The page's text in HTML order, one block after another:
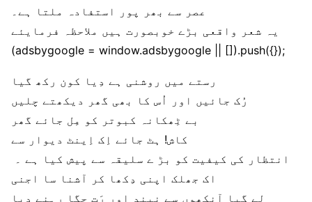
یہ شعر واقعی بڑے خوبصورت ہیں ملاحظہ فرمایئے
(adsbygoogle = window.adsbygoogle || []).push({});
رستے میں روشنی ہے دِیا کون رکھ گیا
رُک جائیں اور اُس کا بھی گھر دیکھتے چلیں
بے ٹِھکانہ کبوتر کو مِل جائے گھر
کاش! ہٹ جائے اِک اِینٹ دیوار سے
اک جھلک اپنی دِکھا کر آشنا سا اجنی
لے گیا آنکھوں سے نیند اور رَت جگا رہنے دِیا